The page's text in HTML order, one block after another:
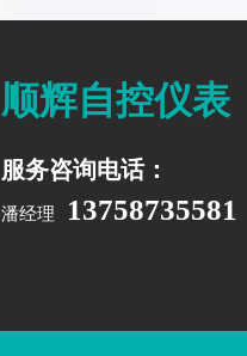
顺辉自控仪表
服务咨询电话：
潘经理 13758735581